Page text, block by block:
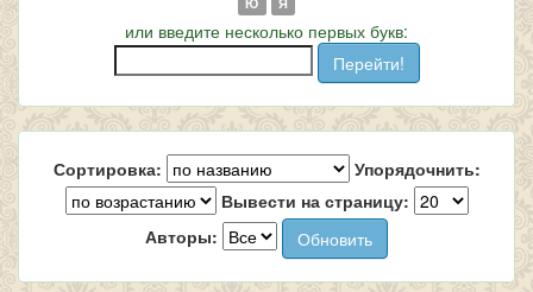
или введите несколько первых букв:
Сортировка:
Упорядочнить:
Вывести на страницу:
Авторы: